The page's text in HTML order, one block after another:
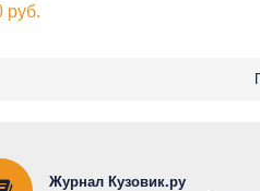
руб.
Журнал Кузовик.ру